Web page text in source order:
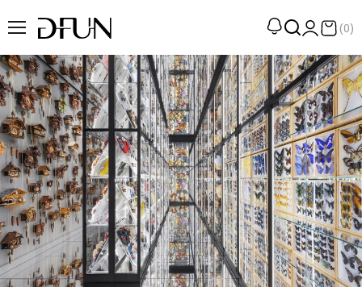
劃
點
察
案
場
訪
展
(0)